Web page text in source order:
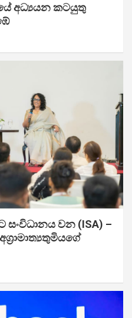
අධ්‍යයන කටයුතු
සංවිධානය වන (ISA) –